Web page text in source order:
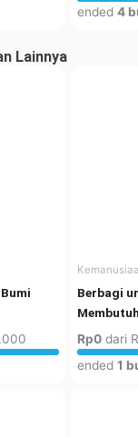
ended 4
Lainnya
Berbagi
Rp0 dari
ended 1